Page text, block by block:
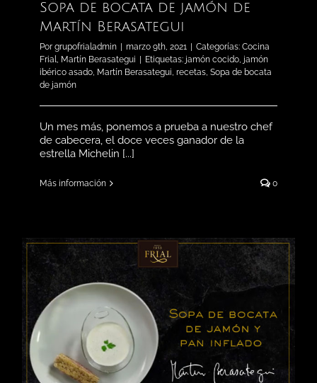
Sopa de bocata de jamón de
Martín Berasategui
Por grupofrialadmin marzo 9th, 2021 Categorías: Cocina
Frial, Martín Berasategui Etiquetas: jamón cocido, jamón
ibérico asado, Martín Berasategui, recetas, Sopa de bocata
de jamón
Un mes más, ponemos a prueba a nuestro chef
de cabecera, el doce veces ganador de la
estrella Michelin [...]
Más información 0